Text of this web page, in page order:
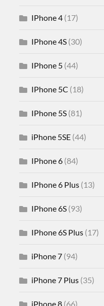
IPhone 4 (17)
IPhone 4S (30)
IPhone 5 (44)
IPhone 5C (18)
IPhone 5S (81)
iPhone 5SE (44)
IPhone 6 (84)
IPhone 6 Plus (13)
IPhone 6S (93)
IPhone 6S Plus (17)
iPhone 7 (94)
iPhone 7 Plus (35)
iPhone 8 (66)